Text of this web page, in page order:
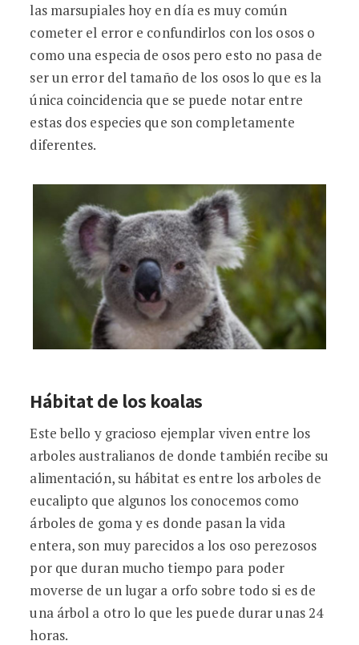
las marsupiales hoy en día es muy común
cometer el error e confundirlos con los osos o
como una especia de osos pero esto no pasa de
ser un error del tamaño de los osos lo que es la
única coincidencia que se puede notar entre
estas dos especies que son completamente
diferentes.
Hábitat de los koalas
Este bello y gracioso ejemplar viven entre los
arboles australianos de donde también recibe su
alimentación, su hábitat es entre los arboles de
eucalipto que algunos los conocemos como
árboles de goma y es donde pasan la vida
entera, son muy parecidos a los oso perezosos
por que duran mucho tiempo para poder
moverse de un lugar a orfo sobre todo si es de
una árbol a otro lo que les puede durar unas 24
horas.